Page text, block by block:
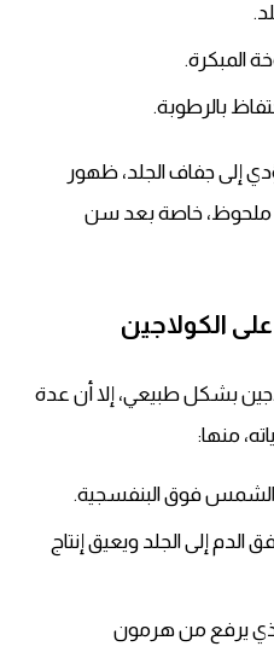
المبكرة.
بالرطوبة.
إلى جفاف الجلد، ظهور
ملحوظ، خاصة بعد سن
الكولاجين
بشكل طبيعي، إلا أن عدة
منها:
فوق البنفسجية.
الدم إلى الجلد ويعيق إنتاج
يرفع من هرمون